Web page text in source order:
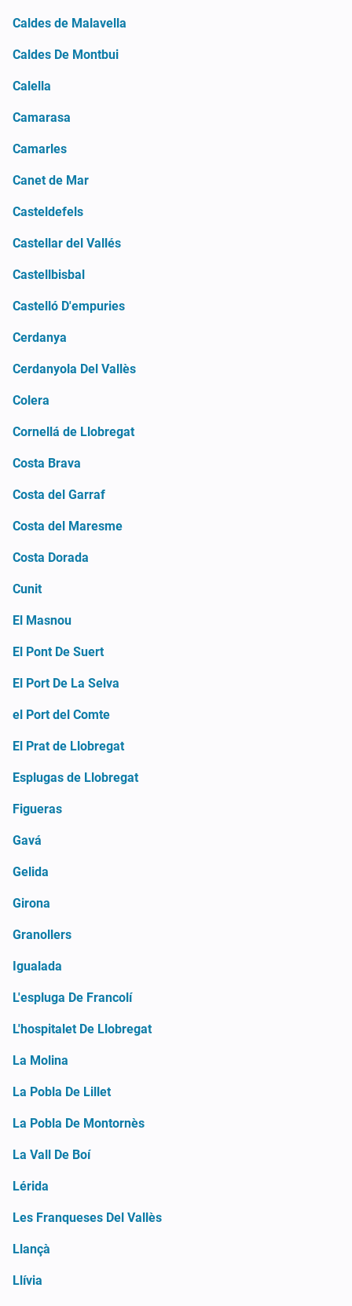
Caldes de Malavella
Caldes De Montbui
Calella
Camarasa
Camarles
Canet de Mar
Casteldefels
Castellar del Vallés
Castellbisbal
Castelló D'empuries
Cerdanya
Cerdanyola Del Vallès
Colera
Cornellá de Llobregat
Costa Brava
Costa del Garraf
Costa del Maresme
Costa Dorada
Cunit
El Masnou
El Pont De Suert
El Port De La Selva
el Port del Comte
El Prat de Llobregat
Esplugas de Llobregat
Figueras
Gavá
Gelida
Girona
Granollers
Igualada
L'espluga De Francolí
L'hospitalet De Llobregat
La Molina
La Pobla De Lillet
La Pobla De Montornès
La Vall De Boí
Lérida
Les Franqueses Del Vallès
Llançà
Llívia